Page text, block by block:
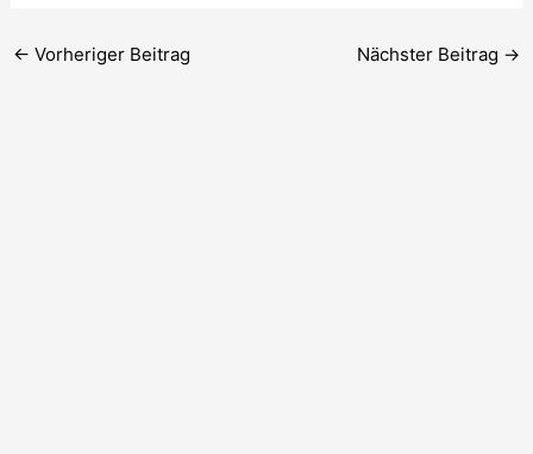
← Vorheriger Beitrag Nächster Beitrag →